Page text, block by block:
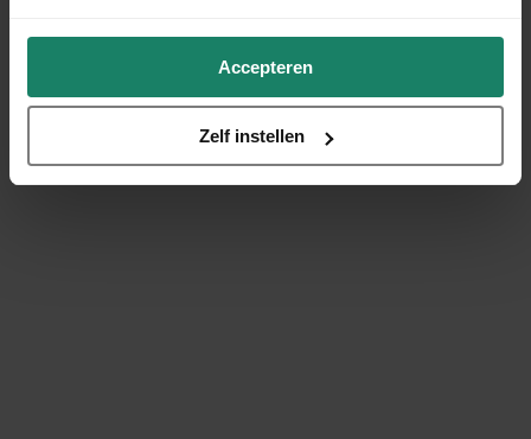
Accepteren
Zelf instellen